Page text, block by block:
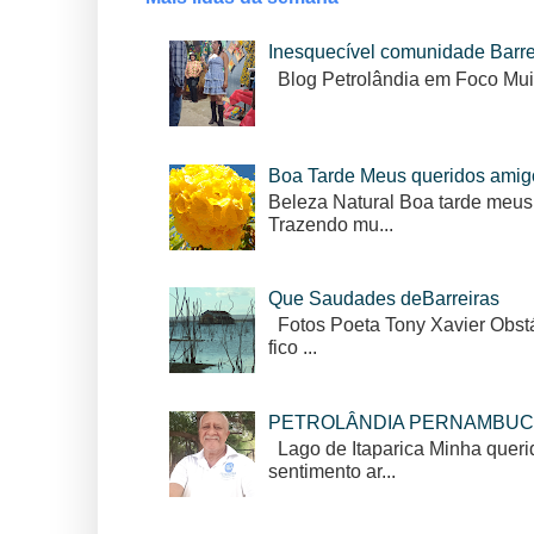
Inesquecível comunidade
Blog Petrolândia em Foco
Boa Tarde Meus queridos
Beleza Natural Boa tarde
Trazendo mu...
Que Saudades deBarreiras
Fotos Poeta Tony Xavier
fico ...
PETROLÂNDIA
Lago de Itaparica Minha
sentimento ar...